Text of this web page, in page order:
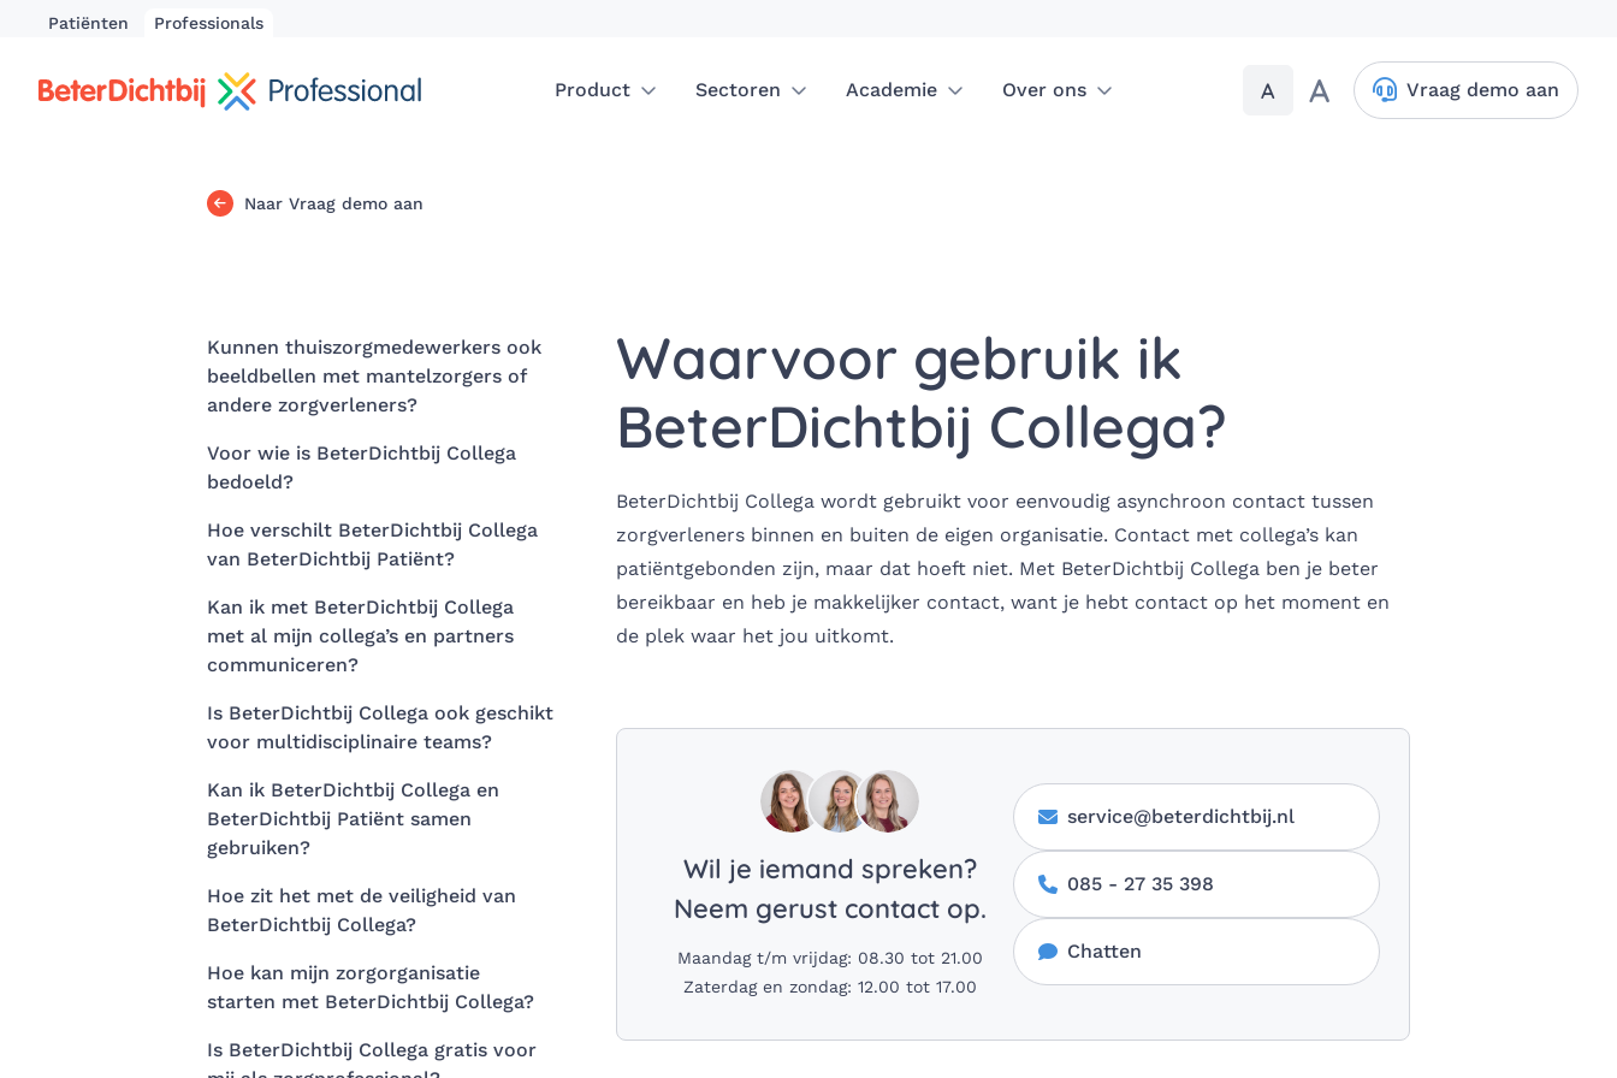
Patiënten Professionals
Product Sectoren Academie Over ons A A Vraag demo aan
Naar Vraag demo aan
Kunnen thuiszorgmedewerkers ook
beeldbellen met mantelzorgers of
andere zorgverleners?
Voor wie is BeterDichtbij Collega
bedoeld?
Hoe verschilt BeterDichtbij Collega
van BeterDichtbij Patiënt?
Kan ik met BeterDichtbij Collega
met al mijn collega’s en partners
communiceren?
Is BeterDichtbij Collega ook geschikt
voor multidisciplinaire teams?
Kan ik BeterDichtbij Collega en
BeterDichtbij Patiënt samen
gebruiken?
Hoe zit het met de veiligheid van
BeterDichtbij Collega?
Hoe kan mijn zorgorganisatie
starten met BeterDichtbij Collega?
Is BeterDichtbij Collega gratis voor
Waarvoor gebruik ik
BeterDichtbij Collega?
BeterDichtbij Collega wordt gebruikt voor eenvoudig asynchroon contact tussen
zorgverleners binnen en buiten de eigen organisatie. Contact met collega’s kan
patiëntgebonden zijn, maar dat hoeft niet. Met BeterDichtbij Collega ben je beter
bereikbaar en heb je makkelijker contact, want je hebt contact op het moment en
de plek waar het jou uitkomt.
Wil je iemand spreken?
Neem gerust contact op.
Maandag t/m vrijdag: 08.30 tot 21.00
Zaterdag en zondag: 12.00 tot 17.00
service@beterdichtbij.nl
085 - 27 35 398
Chatten